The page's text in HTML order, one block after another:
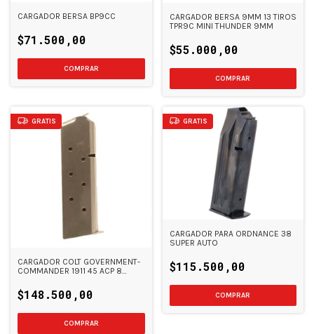
CARGADOR BERSA BP9CC
$71.500,00
CARGADOR BERSA 9MM 13 TIROS
TPR9C MINI THUNDER 9MM
$55.000,00
GRATIS
CARGADOR COLT GOVERNMENT-
COMMANDER 1911 45 ACP 8
$148.500,00
GRATIS
CARGADOR PARA ORDNANCE 38
SUPER AUTO
$115.500,00